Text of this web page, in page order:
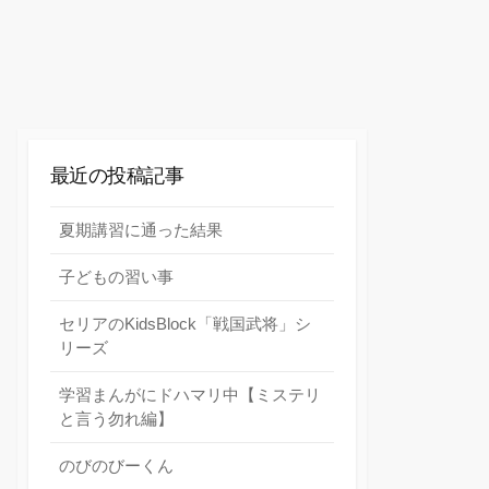
最近の投稿記事
夏期講習に通った結果
子どもの習い事
セリアのKidsBlock「戦国武将」シ
リーズ
学習まんがにドハマリ中【ミステリ
と言う勿れ編】
のびのびーくん